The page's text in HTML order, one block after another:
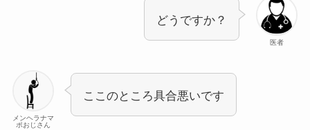
医者
どうですか？
メンヘラナマ
ポおじさん
ここのところ具合悪いです